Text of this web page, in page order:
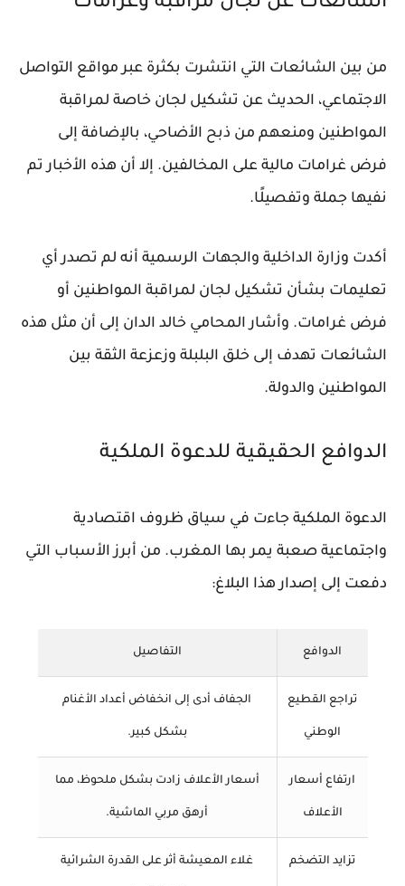
من بين الشائعات التي انتشرت بكثرة عبر مواقع التواصل
الاجتماعي، الحديث عن تشكيل لجان خاصة لمراقبة
المواطنين ومنعهم من ذبح الأضاحي، بالإضافة إلى
فرض غرامات مالية على المخالفين. إلا أن هذه الأخبار تم
نفيها جملة وتفصيلًا.
أكدت وزارة الداخلية والجهات الرسمية أنه لم تصدر أي
تعليمات بشأن تشكيل لجان لمراقبة المواطنين أو
فرض غرامات. وأشار المحامي خالد الدان إلى أن مثل هذه
الشائعات تهدف إلى خلق البلبلة وزعزعة الثقة بين
المواطنين والدولة.
الدوافع الحقيقية للدعوة الملكية
الدعوة الملكية جاءت في سياق ظروف اقتصادية
واجتماعية صعبة يمر بها المغرب. من أبرز الأسباب التي
دفعت إلى إصدار هذا البلاغ:
الدوافع التفاصيل
تراجع القطيع
الوطني
الجفاف أدى إلى انخفاض أعداد الأغنام
بشكل كبير.
ارتفاع أسعار
الأعلاف
أسعار الأعلاف زادت بشكل ملحوظ، مما
أرهق مربي الماشية.
تزايد التضخم غلاء المعيشة أثر على القدرة الشرائية